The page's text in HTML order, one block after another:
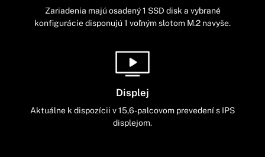
Zariadenia majú osadený 1 SSD disk a vybrané
konfigurácie disponujú 1 voľným slotom M.2 navyše.
Displej
Aktuálne k dispozícii v 15,6-palcovom prevedení s IPS
displejom.